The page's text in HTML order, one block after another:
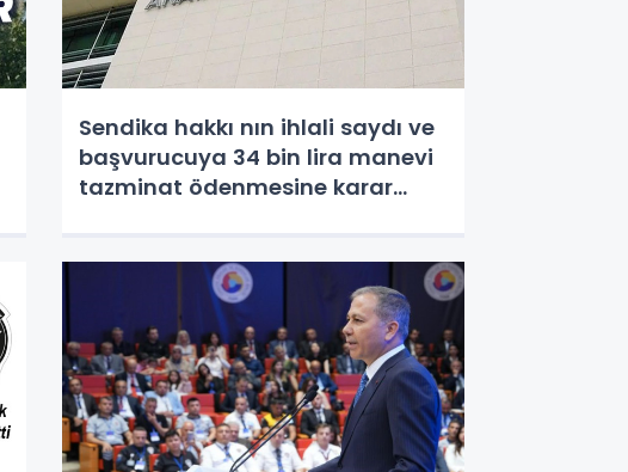
Sendika hakkı nın ihlali saydı ve
başvurucuya 34 bin lira manevi
tazminat ödenmesine karar